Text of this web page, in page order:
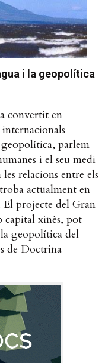
i la geopolítica
convertit en
parlem
i el seu medi
relacions entre els
actualment en
projecte del Gran
capital xinès, pot
geopolítica del
de Doctrina